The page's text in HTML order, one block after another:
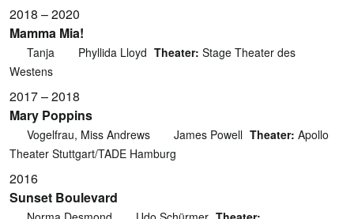
2018 – 2020
Mamma Mia!
Tanja Phyllida Lloyd Theater: Stage Theater des
Westens
2017 – 2018
Mary Poppins
Vogelfrau, Miss Andrews James Powell Theater: Apollo
Theater Stuttgart/TADE Hamburg
2016
Sunset Boulevard